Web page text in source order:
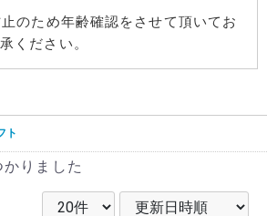
のため年齢確認をさせて頂いてお
ください。
ト
りました